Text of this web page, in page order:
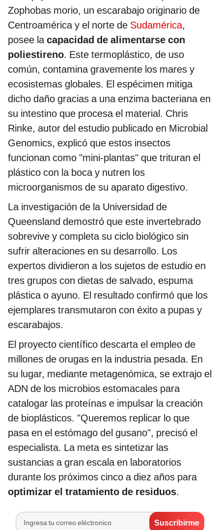
Zophobas morio, un escarabajo originario de
Centroamérica y el norte de Sudamérica,
posee lacapacidad de alimentarse con
poliestireno. Este termoplástico, de uso
común, contamina gravemente los mares y
ecosistemas globales. El espécimen mitiga
dicho daño gracias a una enzima bacteriana en
su intestino que procesa el material. Chris
Rinke, autor del estudio publicado en Microbial
Genomics, explicó que estos insectos
funcionan como "mini-plantas" que trituran el
plástico con la boca y nutren los
microorganismos de su aparato digestivo.
La investigación de la Universidad de
Queensland demostró que este invertebrado
sobrevive y completa su ciclo biológico sin
sufrir alteraciones en su desarrollo. Los
expertos dividieron a los sujetos de estudio en
tres grupos con dietas de salvado, espuma
plástica o ayuno. El resultado confirmó que los
ejemplares transmutaron con éxito a pupas y
escarabajos.
El proyecto científico descarta el empleo de
millones de orugas en la industria pesada. En
su lugar, mediante metagenómica, se extrajo el
ADN de los microbios estomacales para
catalogar las proteínas e impulsar la creación
de bioplásticos. "Queremos replicar lo que
pasa en el estómago del gusano", precisó el
especialista. La meta es sintetizar las
sustancias a gran escala en laboratorios
durante los próximos cinco a diez años para
optimizar el tratamiento de residuos.